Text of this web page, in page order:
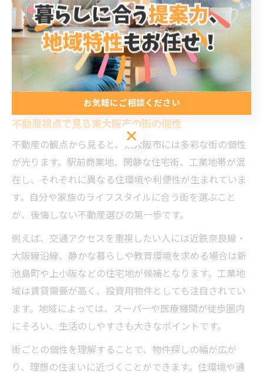
賃や物件価格がやや高めになる傾向があるため、予算と
希望条件のバランスを見ながら検討しましょう。
また、再開発が進む地域では今後の資産価値向上も期待
できます。将来を見据えて不動産を選ぶ際は、街の発展
性や生活インフラの整備状況もチェックポイントです。
不動産視点で見る東大阪市の街の個性
不動産の観点から見ると、東大阪市には多彩な街の個性
が光ります。駅前商業地、閑静な住宅街、工業地帯が混
在し、それぞれに異なる住環境や利便性が生まれていま
す。自分や家族のライフスタイルに合う街を選ぶこと
が、後悔しない不動産選びの第一歩です。
例えば、交通アクセスを重視したい人には近鉄奈良線・
大阪線沿線、静かな暮らしや教育環境を求める場合は新
池島町や上小阪などの住宅地が候補となります。工業地
域は賃貸需要が高く、投資用物件としても注目されてい
ます。地域によっては、スーパーや医療機関が徒歩圏内
にそろい、生活のしやすさも大きなポイントです。
街ごとの個性を理解することで、物件探しの幅が広が
り、理想の住まいに近づくことができます。住環境や通
お気軽にご相談ください
お気軽にご相談ください